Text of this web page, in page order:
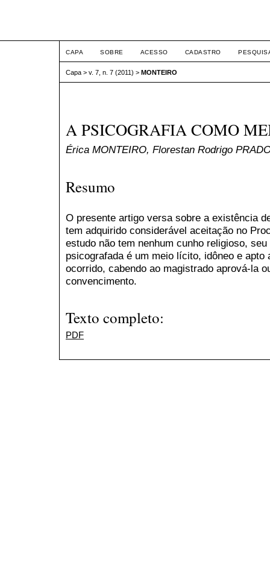
CAPA SOBRE ACESSO CADASTRO
Capa > v. 7, n. 7 (2011) > MONTEIRO
A PSICOGRAFIA COMO
Érica MONTEIRO, Florestan Rodrigo
Resumo
O presente artigo versa sobre a existência
tem adquirido considerável aceitação no
estudo não tem nenhum cunho religioso,
psicografada é um meio lícito, idôneo e
ocorrido, cabendo ao magistrado aprová-la
convencimento.
Texto completo:
PDF